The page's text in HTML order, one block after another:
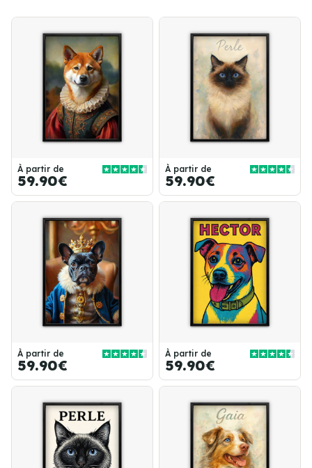
À partir de
59.90€
À partir de
59.90€
À partir de
59.90€
À partir de
59.90€